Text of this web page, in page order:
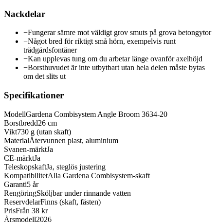
Nackdelar
−Fungerar sämre mot väldigt grov smuts på grova betongytor
−Något bred för riktigt små hörn, exempelvis runt
trädgårdsfontäner
−Kan upplevas tung om du arbetar länge ovanför axelhöjd
−Borsthuvudet är inte utbytbart utan hela delen måste bytas
om det slits ut
Specifikationer
ModellGardena Combisystem Angle Broom 3634-20
Borstbredd26 cm
Vikt730 g (utan skaft)
MaterialÅtervunnen plast, aluminium
Svanen-märktJa
CE-märktJa
TeleskopskaftJa, steglös justering
KompatibilitetAlla Gardena Combisystem-skaft
Garanti5 år
RengöringSköljbar under rinnande vatten
ReservdelarFinns (skaft, fästen)
PrisFrån 38 kr
Årsmodell2026